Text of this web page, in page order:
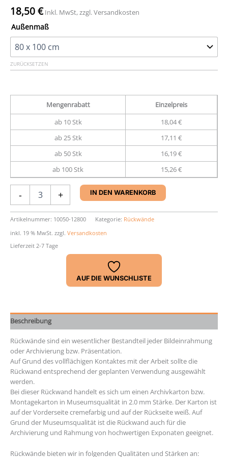
18,50€ Inkl. MwSt, zzgl. Versandkosten
Außenmaß
ZURÜCKSETZEN
Mengenrabatt
Einzelpreis
ab 10 Stk
18,04 €
ab 25 Stk
17,11 €
ab 50 Stk
16,19 €
ab 100 Stk
15,26 €
-
creme,
12,
Stärke
mm
+ IN DEN WARENKORB
Artikelnummer: 10050-12800 Kategorie: Rückwände
inkl. 19 % MwSt. zzgl. Versandkosten
Lieferzeit 2-7 Tage
AUF DIE WUNSCHLISTE
Beschreibung
Rückwände sind ein wesentlicher Bestandteil jeder Bildeinrahmung
oder Archivierung bzw. Präsentation.
Auf Grund des vollflächigen Kontaktes mit der Arbeit sollte die
Rückwand entsprechend der geplanten Verwendung ausgewählt
werden.
Bei dieser Rückwand handelt es sich um einen Archivkarton bzw.
Montagekarton in Museumsqualität in 2.0 mm Stärke. Der Karton ist
auf der Vorderseite cremefarbig und auf der Rückseite weiß. Auf
Grund der Museumsqualität ist die Rückwand auch für die
Archivierung und Rahmung von hochwertigen Exponaten geeignet.
Rückwände bieten wir in folgenden Qualitäten und Stärken an: